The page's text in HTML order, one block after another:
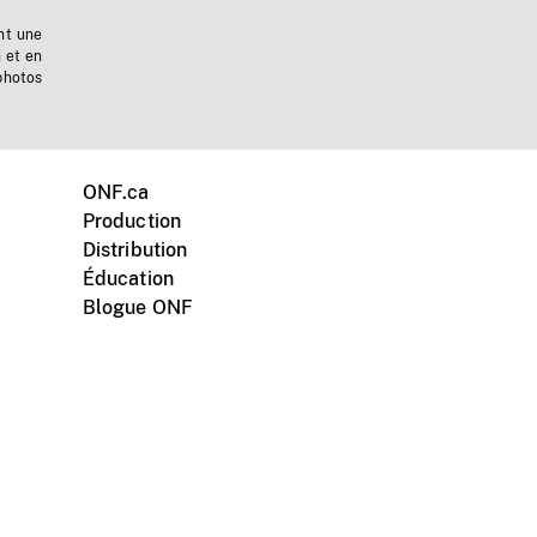
une
et en
ONF.ca
Production
Distribution
Éducation
Blogue ONF